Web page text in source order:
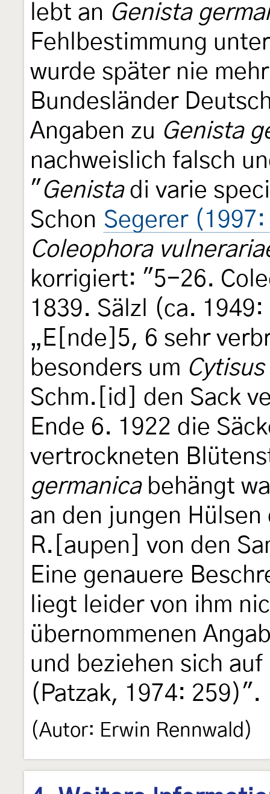
lebt an Genista
Fehlbestimmung
wurde später nie
Bundesländer
Angaben zu Genista
nachweislich falsch
" Genistadi varie
Schon Segerer
Coleophora
korrigiert: "5-26.
1839. Sälzl (ca.
„E[nde]5, 6 sehr
besonders um
Schm.[id] den Sack
Ende 6. 1922 die
vertrockneten
germanicabehängt
an den jungen
R.[aupen] von den
Eine genauere
liegt leider von ihm
übernommenen
und beziehen sich auf
(Patzak, 1974: 259)".
(Autor: Erwin Rennwald)